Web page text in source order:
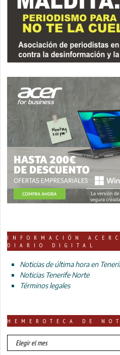
INFORMACIÓN
DIARIO DIGITAL
Noticias de última hora en
Noticias Tenerife Norte
Términos legales
HEMEROTECA DE
HEMEROTECA
DE